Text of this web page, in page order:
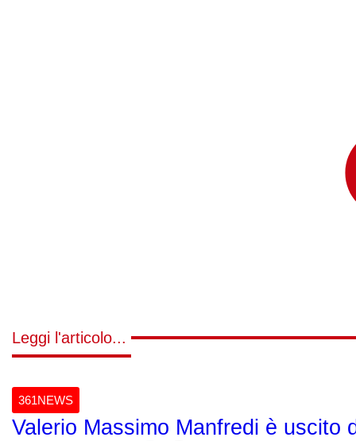
Leggi l'articolo...
361NEWS
Valerio Massimo Manfredi è uscito